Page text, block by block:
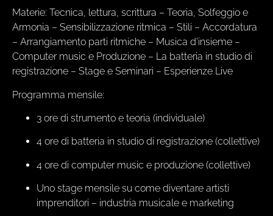
Materie: Tecnica, lettura, scrittura – Teoria, Solfeggio e
Armonia – Sensibilizzazione ritmica – Stili – Accordatura
– Arrangiamento parti ritmiche – Musica d’insieme –
Computer music e Produzione – La batteria in studio di
registrazione – Stage e Seminari – Esperienze Live
Programma mensile:
3 ore di strumento e teoria (individuale)
4 ore di batteria in studio di registrazione (collettive)
4 ore di computer music e produzione (collettive)
Uno stage mensile su come diventare artisti
imprenditori – industria musicale e marketing